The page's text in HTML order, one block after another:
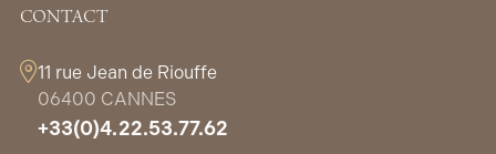
CONTACT
11 rue Jean de Riouffe
06400 CANNES
+33(0)4.22.53.77.62